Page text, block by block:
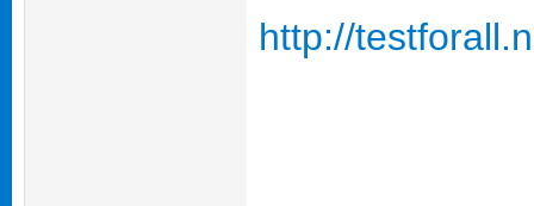
http://